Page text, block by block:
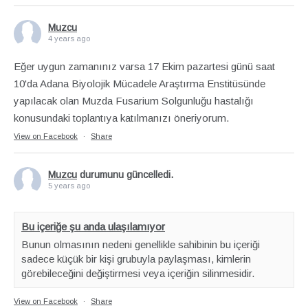
Muzcu
4 years ago
Eğer uygun zamanınız varsa 17 Ekim pazartesi günü saat
10'da Adana Biyolojik Mücadele Araştırma Enstitüsünde
yapılacak olan Muzda Fusarium Solgunluğu hastalığı
konusundaki toplantıya katılmanızı öneriyorum.
View on Facebook · Share
Muzcu durumunu güncelledi.
5 years ago
Bu içeriğe şu anda ulaşılamıyor
Bunun olmasının nedeni genellikle sahibinin bu içeriği
sadece küçük bir kişi grubuyla paylaşması, kimlerin
görebileceğini değiştirmesi veya içeriğin silinmesidir.
View on Facebook · Share